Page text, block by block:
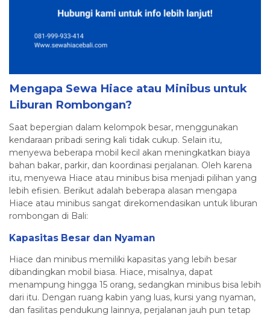
Mengapa Sewa Hiace atau Minibus untuk
Liburan Rombongan?
Saat bepergian dalam kelompok besar, menggunakan
kendaraan pribadi sering kali tidak cukup. Selain itu,
menyewa beberapa mobil kecil akan meningkatkan biaya
bahan bakar, parkir, dan koordinasi perjalanan. Oleh karena
itu, menyewa Hiace atau minibus bisa menjadi pilihan yang
lebih efisien. Berikut adalah beberapa alasan mengapa
Hiace atau minibus sangat direkomendasikan untuk liburan
rombongan di Bali:
Kapasitas Besar dan Nyaman
Hiace dan minibus memiliki kapasitas yang lebih besar
dibandingkan mobil biasa. Hiace, misalnya, dapat
menampung hingga 15 orang, sedangkan minibus bisa lebih
dari itu. Dengan ruang kabin yang luas, kursi yang nyaman,
dan fasilitas pendukung lainnya, perjalanan jauh pun tetap